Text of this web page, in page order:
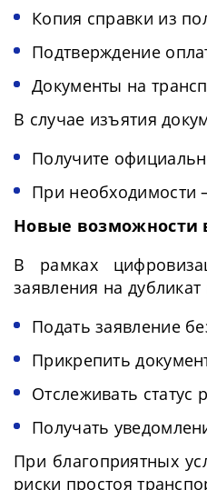
Копия справки из
Подтверждение
Документы на
В случае изъятия
Получите
При необходимости
Новые возможности
В рамках
заявления на
Подать заявление
Прикрепить
Отслеживать статус
Получать
При благоприятных
риски простоя